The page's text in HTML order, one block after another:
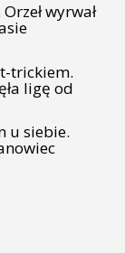
wyrwał
trickiem.
ligę od
u siebie.